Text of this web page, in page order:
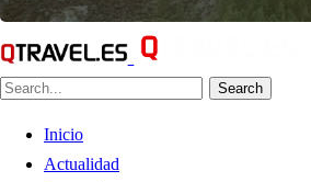
Search
Inicio
Actualidad